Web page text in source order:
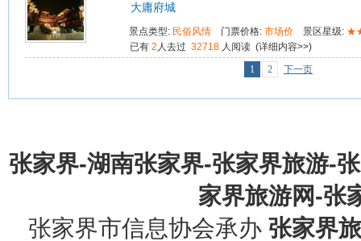
大庸府城
景点类型: 民俗风情 门票价格:市场价 景区星级:
已有2 人去过32718 人阅读 (详细内容>>)
1
2 下一页
张家界-湖南张家界-张家界旅游-
家界旅游网-张
张家界市信息协会承办 张家界